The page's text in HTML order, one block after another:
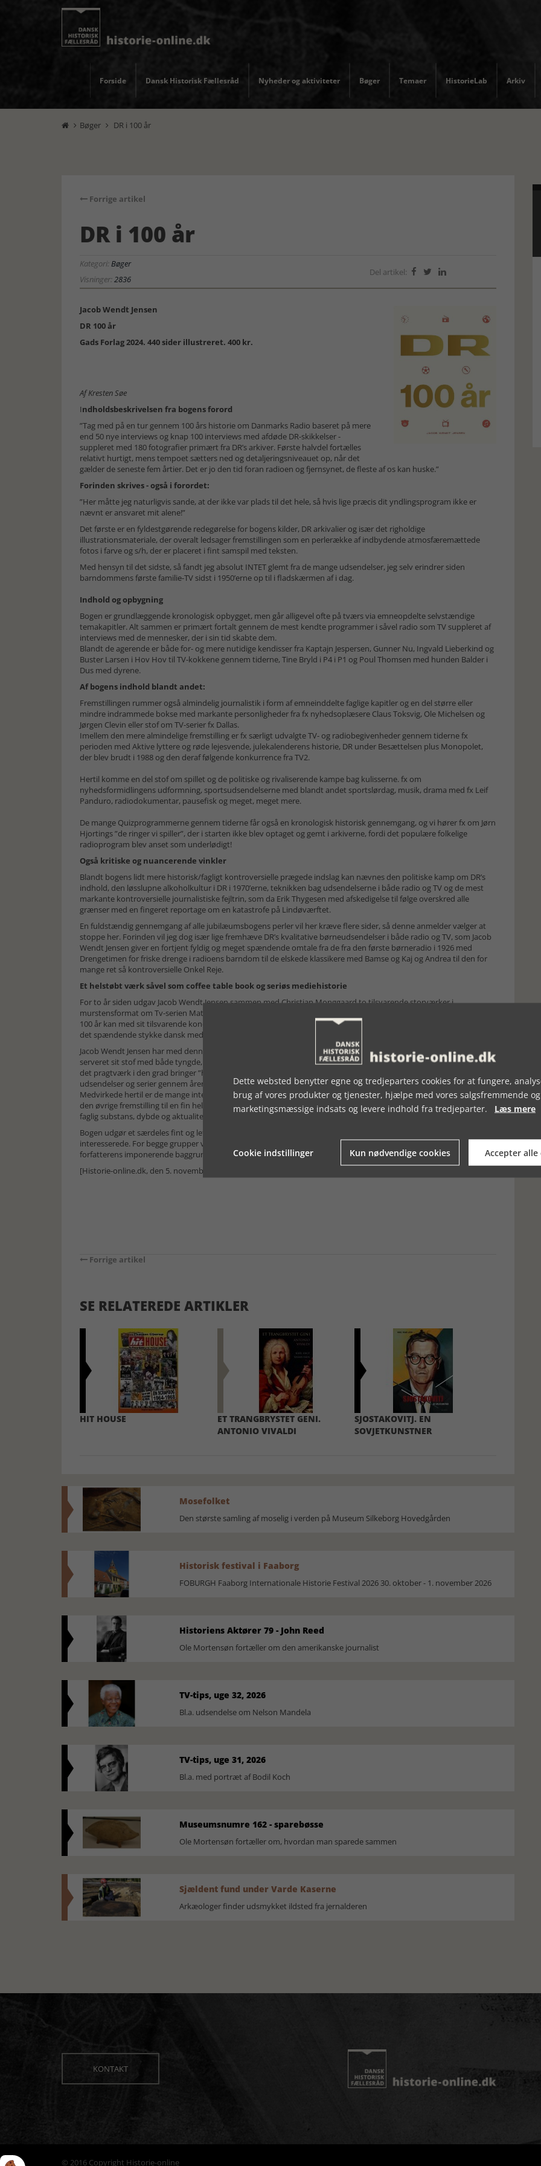
Forside Dansk Historisk Fællesråd Nyheder og aktiviteter Bøger Temaer HistorieLab Arkiv
 Bøger  DR i 100 år
Forrige artikel
DR i 100 år
Kategori:Bøger
Visninger:2836
Del artikel:   
Jacob Wendt Jensen
DR 100 år
Gads Forlag 2024. 440 sider illustreret. 400 kr.
Af Kresten Søe
Indholdsbeskrivelsen fra bogens forord
”Tag med på en tur gennem 100 års historie om Danmarks Radio baseret på mere
end 50 nye interviews og knap 100 interviews med afdøde DR-skikkelser -
suppleret med 180 fotografier primært fra DR’s arkiver. Første halvdel fortælles
relativt hurtigt, mens tempoet sætters ned og detaljeringsniveauet op, når det
gælder de seneste fem årtier. Det er jo den tid foran radioen og fjernsynet, de fleste af os kan huske.”
Forinden skrives - også i forordet:
”Her måtte jeg naturligvis sande, at der ikke var plads til det hele, så hvis lige præcis dit yndlingsprogram ikke er
nævnt er ansvaret mit alene!”
Det første er en fyldestgørende redegørelse for bogens kilder, DR arkivalier og især det righoldige
illustrationsmateriale, der overalt ledsager fremstillingen som en perlerække af indbydende atmosfæremættede
fotos i farve og s/h, der er placeret i fint samspil med teksten.
Med hensyn til det sidste, så fandt jeg absolut INTET glemt fra de mange udsendelser, jeg selv erindrer siden
barndommens første familie-TV sidst i 1950’erne op til i fladskærmen af i dag.
Indhold og opbygning
Bogen er grundlæggende kronologisk opbygget, men går alligevel ofte på tværs via emneopdelte selvstændige
temakapitler. Alt sammen er primært fortalt gennem de mest kendte programmer i såvel radio som TV suppleret af
interviews med de mennesker, der i sin tid skabte dem.
Blandt de agerende er både for- og mere nutidige kendisser fra Kaptajn Jespersen, Gunner Nu, Ingvald Lieberkind og
Buster Larsen i Hov Hov til TV-kokkene gennem tiderne, Tine Bryld i P4 i P1 og Poul Thomsen med hunden Balder i
Dus med dyrene.
Af bogens indhold blandt andet:
Fremstillingen rummer også almindelig journalistik i form af emneinddelte faglige kapitler og en del større eller
mindre indrammede bokse med markante personligheder fra fx nyhedsoplæsere Claus Toksvig, Ole Michelsen og
Jørgen Clevin eller stof om TV-serier fx Dallas.
Imellem den mere almindelige fremstilling er fx særligt udvalgte TV- og radiobegivenheder gennem tiderne fx
perioden med Aktive lyttere og røde lejesvende, julekalenderens historie, DR under Besættelsen plus Monopolet,
der blev brudt i 1988 og den deraf følgende konkurrence fra TV2.
Hertil komme en del stof om spillet og de politiske og rivaliserende kampe bag kulisserne. fx om
nyhedsformidlingens udformning, sportsudsendelserne med blandt andet sportslørdag, musik, drama med fx Leif
Panduro, radiodokumentar, pausefisk og meget, meget mere.
De mange Quizprogrammerne gennem tiderne får også en kronologisk historisk gennemgang, og vi hører fx om Jørn
Hjortings ”de ringer vi spiller”, der i starten ikke blev optaget og gemt i arkiverne, fordi det populære folkelige
radioprogram blev anset som underlødigt!
Også kritiske og nuancerende vinkler
Blandt bogens lidt mere historisk/fagligt kontroversielle prægede indslag kan nævnes den politiske kamp om DR’s
indhold, den løsslupne alkoholkultur i DR i 1970’erne, teknikken bag udsendelserne i både radio og TV og de mest
markante kontroversielle journalistiske fejltrin, som da Erik Thygesen med afskedigelse til følge overskred alle
grænser med en fingeret reportage om en katastrofe på Lindøværftet.
En fuldstændig gennemgang af alle jubilæumsbogens perler vil her kræve flere sider, så denne anmelder vælger at
stoppe her. Forinden vil jeg dog især lige fremhæve DR’s kvalitative børneudsendelser i både radio og TV, som Jacob
Wendt Jensen giver en fortjent fyldig og meget spændende omtale fra de fra den første børneradio i 1926 med
Drengetimen for friske drenge i radioens barndom til de elskede klassikere med Bamse og Kaj og Andrea til den for
mange ret så kontroversielle Onkel Reje.
Et helstøbt værk såvel som coffee table book og seriøs mediehistorie
For to år siden udgav Jacob Wendt Jensen sammen med Christian Monggaard to tilsvarende storværker i
murstensformat om Tv-serien Matador og Huset på Christianshavn. (Se anmeldelse
100 år kan med sit tilsvarende koncept pluklæses eller billedlæses fra sofabordet eller læses fra ende til anden som
det spændende stykke dansk medie-og samtidshistoriske værk, det udgør.
Jacob Wendt Jensen har med denne bog igen formået at være underholdende samtidigt med, at han alligevel får
serveret sit stof med både tyngde, faglige nuancer og begejstrede eller kritiske vinkler. Hertil kommer, at han med
det pragtværk i den grad bringer ”husker du” oplevelsen frem hos de mange, der har fulgt med i DR’s mange
udsendelser og serier gennem årene.
Medvirkede hertil er de mange interviews. som han på yderst professionel vis formår at få til at smelte sammen med
den øvrige fremstilling til en fin helhed, der glider ind i og supplerer med tangenter til både fortid og nutid med både
faglig substans, dybde og aktualitet
Bogen udgør et særdeles fint og lettilgængeligt værk med bud til såvel TV nostalgikere, seniorer og mediehistorisk
interesserede. For begge grupper vil den byde på både underholdning, fine personportrætter og er dertil i kraft af
forfatterens imponerende baggrundsresearch også et stykke helstøbt formidlet samtidshistorie.
[Historie-online.dk, den 5. november 2024]
Forrige artikel
SE RELATEREDE ARTIKLER
HIT HOUSE
ET TRANGBRYSTET GENI.
ANTONIO VIVALDI
SJOSTAKOVITJ. EN
SOVJETKUNSTNER
Mosefolket
Den største samling af moselig i verden på Museum Silkeborg Hovedgården
Historisk festival i Faaborg
FOBURGH Faaborg Internationale Historie Festival 2026 30. oktober - 1. november 2026
Historiens Aktører 79 - John Reed
Ole Mortensøn fortæller om den amerikanske journalist
TV-tips, uge 32, 2026
Bl.a. udsendelse om Nelson Mandela
TV-tips, uge 31, 2026
Bl.a. med portræt af Bodil Koch
Museumsnumre 162 - sparebøsse
Ole Mortensøn fortæller om, hvordan man sparede sammen
Sjældent fund under Varde Kaserne
Arkæologer finder udsmykket ildsted fra jernalderen
KONTAKT
© 2016 Copyright Historie-online
Dette websted benytter egne og tredjeparters cookies for at fungere,
brug af vores produkter og tjenester, hjælpe med vores salgsfremmende og
marketingsmæssige indsats og levere indhold fra tredjeparter. Læs mere
Cookie indstillinger Kun nødvendige cookies Accepter alle